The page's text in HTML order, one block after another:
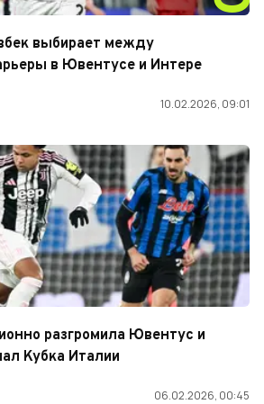
выбирает между
в Ювентусе и Интере
10.02.2026, 09:01
разгромила Ювентус и
Кубка Италии
06.02.2026, 00:45